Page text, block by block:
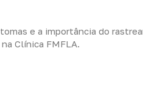
e a importância do
Clínica FMFLA.